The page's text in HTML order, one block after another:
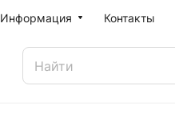
Информация Контакты